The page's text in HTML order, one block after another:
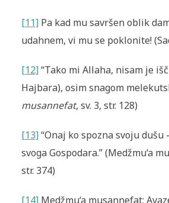
[11]Pa kad mu savršen oblik
udahnem, vi mu se poklonite!
[12]“Tako mi Allaha, nisam je
Hajbara), osim snagom
musannefat, sv. 3, str. 128)
[13]“Onaj ko spozna svoju dušu
svoga Gospodara.” (Medžmu‘a
str. 374)
[14]Medžmu‘a musannefat: